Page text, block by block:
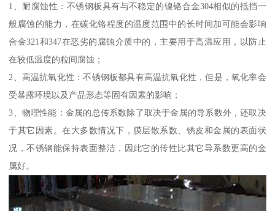
1、耐腐蚀性：不锈钢板具有与不稳定的镍铬合金304相似的抵挡一
般腐蚀的能力，在碳化铬程度的温度范围中的长时间加可能会影响
合金321和347在恶劣的腐蚀介质中的，主要用于高温应用，以防止
在较低温度的粒间腐蚀；
2、高温抗氧化性：不锈钢板都具有高温抗氧化性，但是，氧化率会
受暴露环境以及产品形态等固有因素的影响；
3、物理性能：金属的总传系数除了取决于金属的导系数外，还取决
于其它因素。在大多数情况下，膜层散系数、锈皮和金属的表面状
况，不锈钢能保持表面整洁，因此它的传性比其它导系数更高的金
属好。